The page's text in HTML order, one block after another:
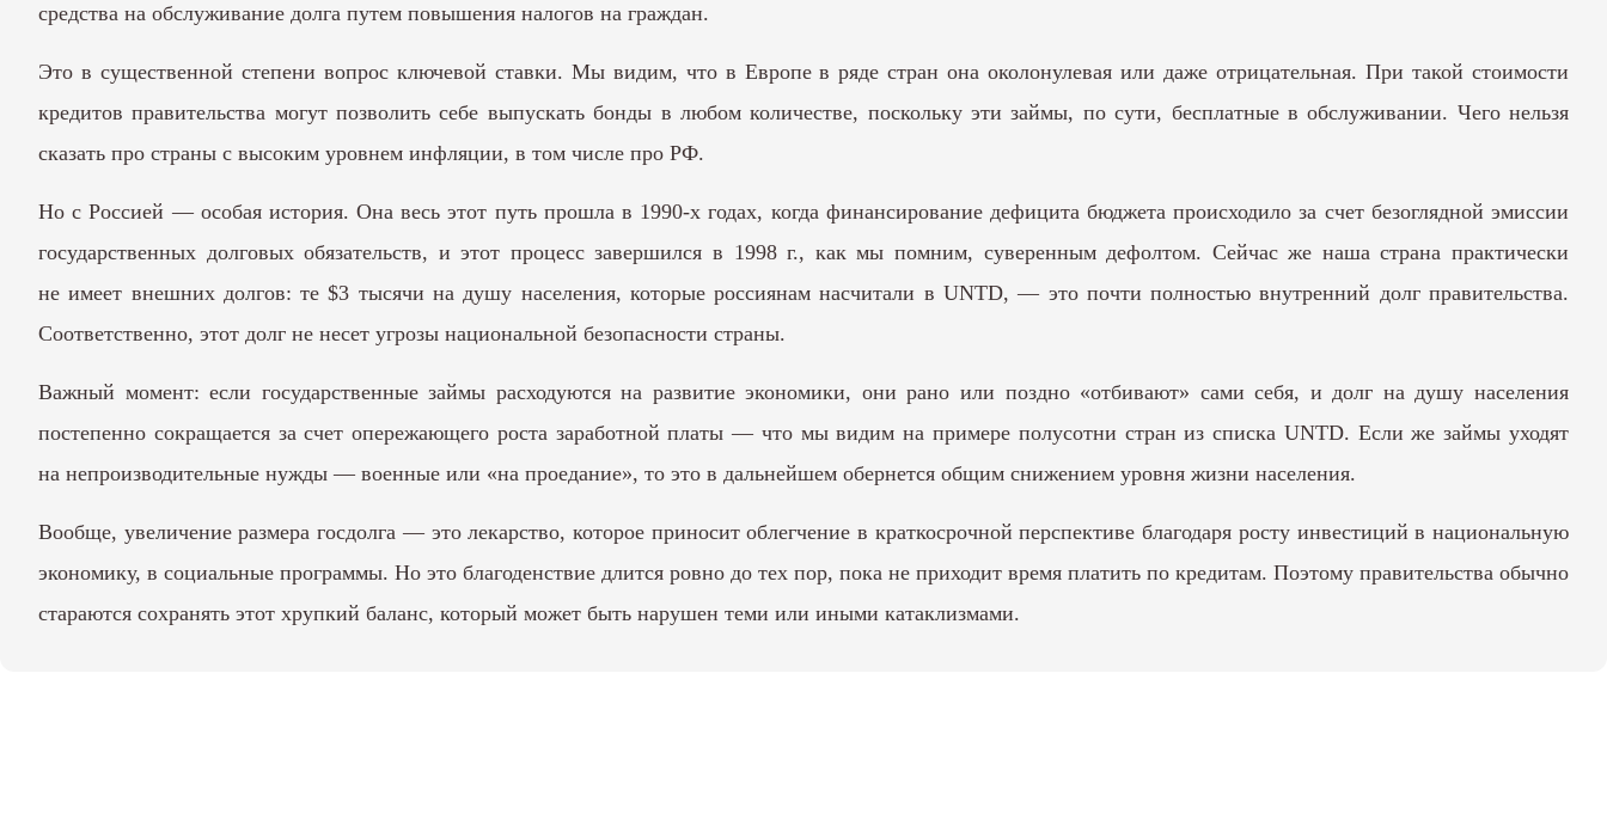
средства на обслуживание долга путем повышения налогов на граждан.
Это в существенной степени вопрос ключевой ставки. Мы видим, что в Европе в ряде стран она околонулевая или даже отрицательная. При такой стоимости
кредитов правительства могут позволить себе выпускать бонды в любом количестве, поскольку эти займы, по сути, бесплатные в обслуживании. Чего нельзя
сказать про страны с высоким уровнем инфляции, в том числе про РФ.
Но с Россией — особая история. Она весь этот путь прошла в 1990-х годах, когда финансирование дефицита бюджета происходило за счет безоглядной эмиссии
государственных долговых обязательств, и этот процесс завершился в 1998 г., как мы помним, суверенным дефолтом. Сейчас же наша страна практически
не имеет внешних долгов: те $3 тысячи на душу населения, которые россиянам насчитали в UNTD, — это почти полностью внутренний долг правительства.
Соответственно, этот долг не несет угрозы национальной безопасности страны.
Важный момент: если государственные займы расходуются на развитие экономики, они рано или поздно «отбивают» сами себя, и долг на душу населения
постепенно сокращается за счет опережающего роста заработной платы — что мы видим на примере полусотни стран из списка UNTD. Если же займы уходят
на непроизводительные нужды — военные или «на проедание», то это в дальнейшем обернется общим снижением уровня жизни населения.
Вообще, увеличение размера госдолга — это лекарство, которое приносит облегчение в краткосрочной перспективе благодаря росту инвестиций в национальную
экономику, в социальные программы. Но это благоденствие длится ровно до тех пор, пока не приходит время платить по кредитам. Поэтому правительства обычно
стараются сохранять этот хрупкий баланс, который может быть нарушен теми или иными катаклизмами.